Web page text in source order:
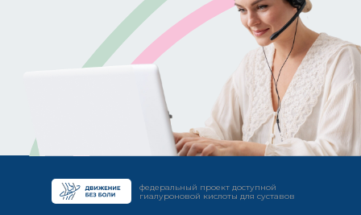
федеральный проект доступной
гиалуроновой кислоты для суставов